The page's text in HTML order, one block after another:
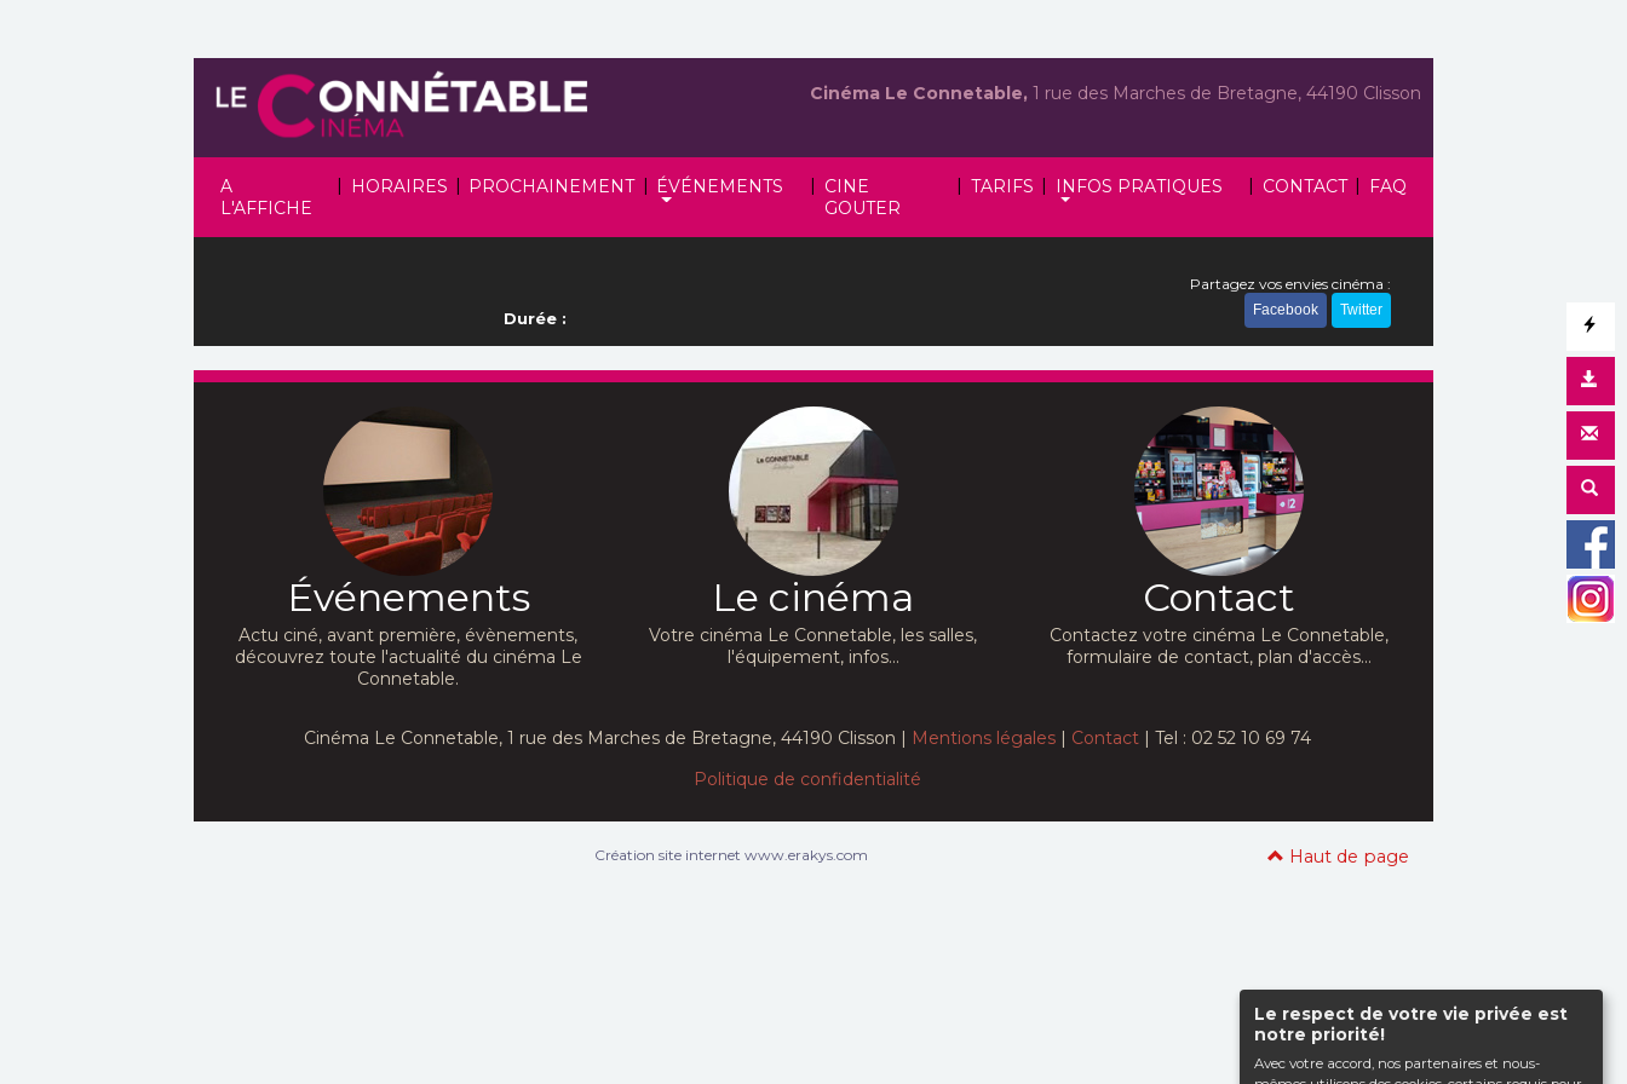
Le respect de votre vie privée est
notre priorité!
Avec votre accord, nos partenaires et nous-
A
L'AFFICHE
| HORAIRES | PROCHAINEMENT | ÉVÉNEMENTS | CINE
GOUTER
| TARIFS | INFOS PRATIQUES | CONTACT | FAQ
Cinéma Le Connetable, 1 rue des Marches de Bretagne, 44190 Clisson
Durée :
Partagez vos envies cinéma :
Facebook Twitter
Événements
Actu ciné, avant première, évènements,
découvrez toute l'actualité du cinéma Le
Connetable.
Le cinéma
Votre cinéma Le Connetable, les salles,
l'équipement, infos...
Contact
Contactez votre cinéma Le Connetable,
formulaire de contact, plan d'accès...
Cinéma Le Connetable, 1 rue des Marches de Bretagne, 44190 Clisson | Mentions légales | Contact | Tel : 02 52 10 69 74
Politique de confidentialité
Haut de page
Création site internet www.erakys.com